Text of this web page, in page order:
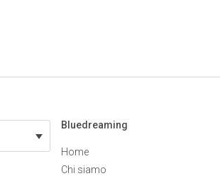
Bluedreaming
Home
Chi siamo